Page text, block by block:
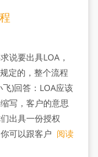
说要出具LOA，
定的，整个流程
)回答：LOA应该
写，客户的意思
出具一份授权
可以跟客户 阅读